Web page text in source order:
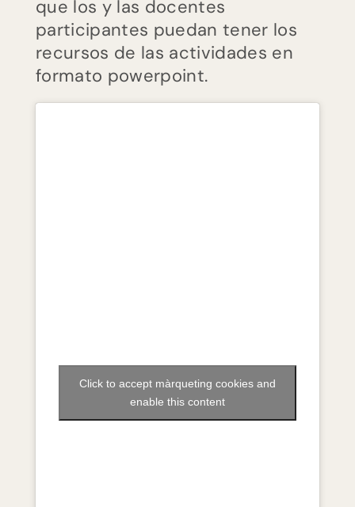
que los y las docentes
participantes puedan tener los
recursos de las actividades en
formato powerpoint.
Click to accept màrqueting cookies and
enable this content